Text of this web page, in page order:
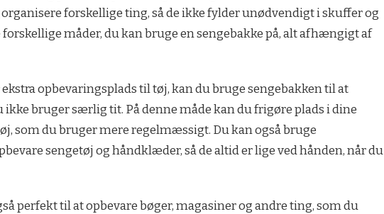
forskellige ting, så de ikke fylder unødvendigt i skuffer og
forskellige måder, du kan bruge en sengebakke på, alt afhængigt af
opbevaringsplads til tøj, kan du bruge sengebakken til at
ikke bruger særlig tit. På denne måde kan du frigøre plads i dine
som du bruger mere regelmæssigt. Du kan også bruge
sengetøj og håndklæder, så de altid er lige ved hånden, når du
perfekt til at opbevare bøger, magasiner og andre ting, som du